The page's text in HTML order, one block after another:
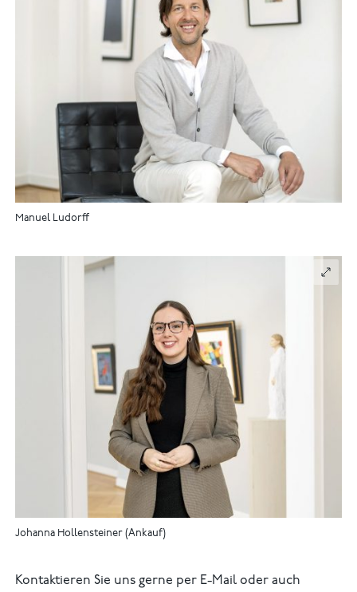
Manuel Ludorff
Johanna Hollensteiner (Ankauf)
Kontaktieren Sie uns gerne per E-Mail oder auch